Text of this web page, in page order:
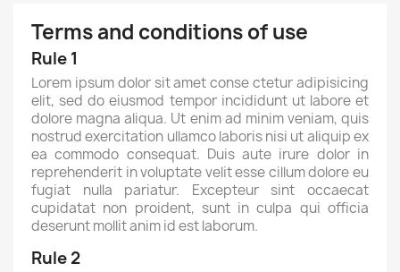
Terms and conditions of use
Rule 1
Lorem ipsum dolor sit amet conse ctetur adipisicing
elit, sed do eiusmod tempor incididunt ut labore et
dolore magna aliqua. Ut enim ad minim veniam, quis
nostrud exercitation ullamco laboris nisi ut aliquip ex
ea commodo consequat. Duis aute irure dolor in
reprehenderit in voluptate velit esse cillum dolore eu
fugiat nulla pariatur. Excepteur sint occaecat
cupidatat non proident, sunt in culpa qui officia
deserunt mollit anim id est laborum.
Rule 2